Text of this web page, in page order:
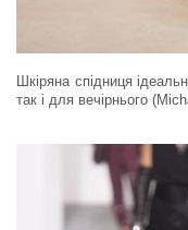
Шкіряна спідниця
так і для вечірнього